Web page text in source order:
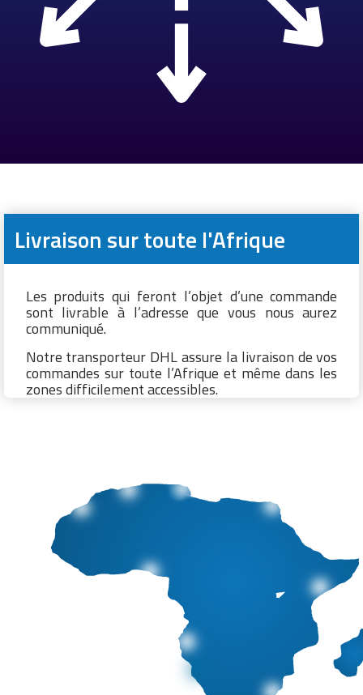
Livraison sur toute l'Afrique
Les produits qui feront l’objet d’une commande
sont livrable à l’adresse que vous nous aurez
communiqué.
Notre transporteur DHL assure la livraison de vos
commandes sur toute l’Afrique et même dans les
zones difficilement accessibles.